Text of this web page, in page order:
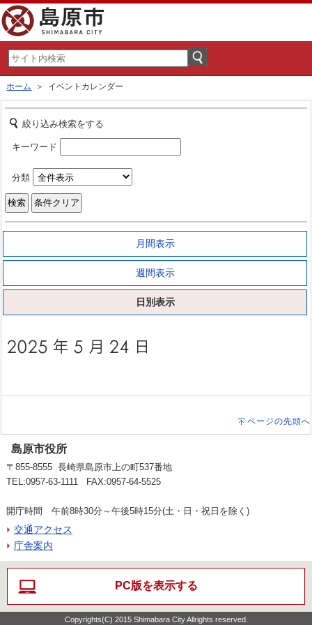
ホーム ＞ イベントカレンダー
絞り込み検索をする
キーワード
分類
月間表示
週間表示
日別表示
ページの先頭へ
島原市役所
〒855-8555 長崎県島原市上の町537番地
TEL:0957-63-1111 FAX:0957-64-5525
開庁時間 午前8時30分～午後5時15分(土・日・祝日を除く)
交通アクセス
庁舎案内
PC版を表示する
Copyrights(C) 2015 Shimabara City Allrights reserved.